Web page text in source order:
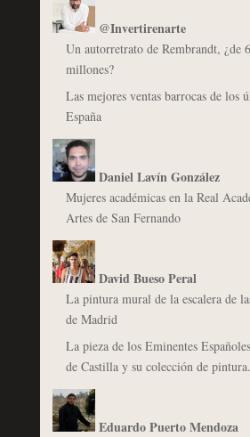
@Invertirenarte
Un autorretrato de Rembrandt, ¿de
millones?
Las mejores ventas barrocas de los
España
Daniel Lavín González
Mujeres académicas en la Real
Artes de San Fernando
David Bueso Peral
La pintura mural de la escalera de
de Madrid
La pieza de los Eminentes
de Castilla y su colección de pintura.
Eduardo Puerto Mendoza